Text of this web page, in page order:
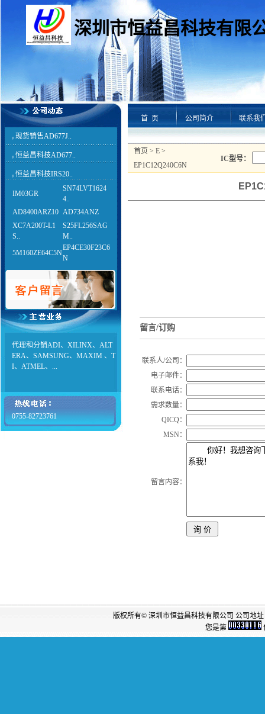
深圳市恒益昌科技有限
g 现货销售AD677J..
g 恒益昌科技AD677..
g 恒益昌科技IRS20..
IM03GR
SN74LVT1624
4..
AD8400ARZ10 AD734ANZ
XC7A200T-L1
S..
S25FL256SAG
M..
5M160ZE64C5N
EP4CE30F23C6
N
代理和分销ADI、XILINX、ALT
ERA、SAMSUNG、MAXIM 、T
I、ATMEL、...
0755-82723761
首 页 公司简介 联系我
首页 > E >
EP1C12Q240C6N
IC型号：
留言/订购
联系人/公司：
电子邮件：
联系电话：
需求数量：
QICQ：
MSN：
留言内容：
版权所有© 深圳市恒益昌科技有限公司 公司地
您是第